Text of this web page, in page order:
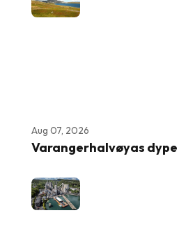
Aug 07, 2026
Varangerhalvøyas